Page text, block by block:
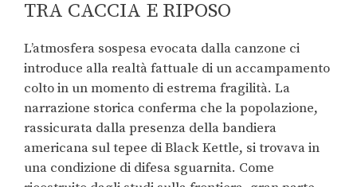
TRA CACCIA E RIPOSO
L’atmosfera sospesa evocata dalla canzone ci
introduce alla realtà fattuale di un accampamento
colto in un momento di estrema fragilità. La
narrazione storica conferma che la popolazione,
rassicurata dalla presenza della bandiera
americana sul tepee di Black Kettle, si trovava in
una condizione di difesa sguarnita. Come